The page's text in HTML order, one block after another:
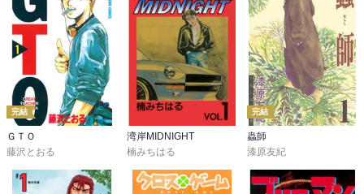
完結
ＧＴＯ
藤沢とおる
湾岸MIDNIGHT
楠みちはる
完結
蟲師
漆原友紀